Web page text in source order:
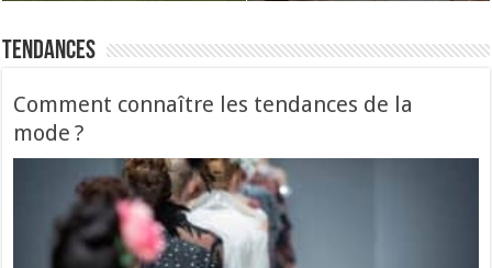
Tendances
Comment connaître les tendances de la
mode ?